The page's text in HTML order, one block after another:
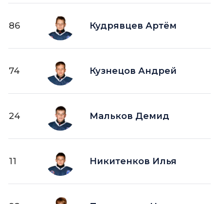
86 Кудрявцев Артём
74 Кузнецов Андрей
24 Мальков Демид
11 Никитенков Илья